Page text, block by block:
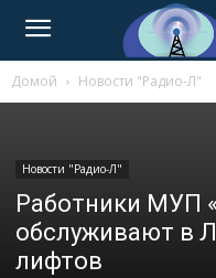
Домой Новости "Радио-Л"
Новости "Радио-Л"
Работники МУП
обслуживают в
лифтов